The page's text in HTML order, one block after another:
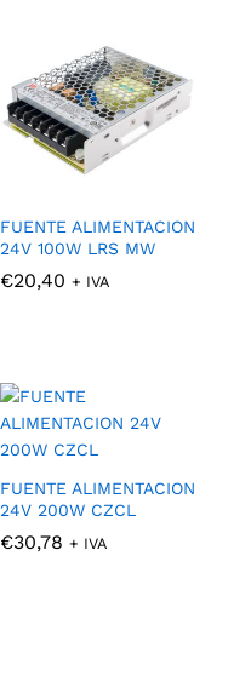
FUENTE ALIMENTACION
24V 100W LRS MW
€20,40 + IVA
€20,40
FUENTE ALIMENTACION
24V 200W CZCL
€30,78 + IVA
€30,78